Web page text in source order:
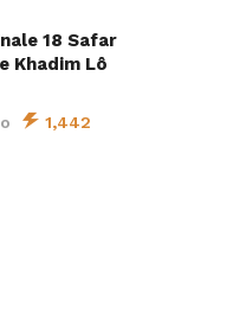
18 Safar
Khadim Lô
1,442